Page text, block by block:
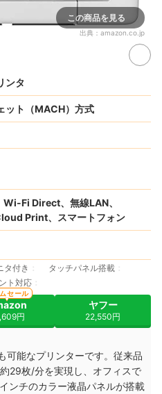
この商品を見る
出典： amazon.co.jp
ンタ
ット（MACH）方式
Fi Direct、無線LAN、
Print、スマートフォン
タ付き
タッチパネル搭載
ト対応
円
セール
ヤフー
22,550円
可能なプリンターです。従来品
29枚/分を実現し、オフィスで
ンチのカラー液晶パネルが搭載